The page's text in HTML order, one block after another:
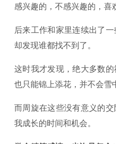
感兴趣的，不感兴趣的，喜
后来工作和家里连续出了
却发现谁都找不到了。
这时我才发现，绝大多数
也只能锦上添花，并不会雪
而周旋在这些没有意义的
我成长的时间和机会。